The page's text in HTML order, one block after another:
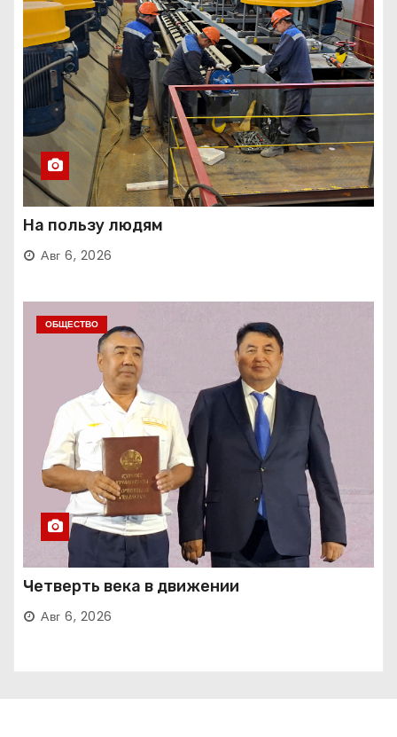
На пользу людям
Авг 6, 2026
ОБЩЕСТВО
Четверть века в движении
Авг 6, 2026